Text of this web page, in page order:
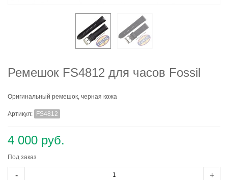
Ремешок FS4812 для часов Fossil
Оригинальный ремешок, черная кожа
Артикул: FS4812
4 000 руб.
Под заказ
- +